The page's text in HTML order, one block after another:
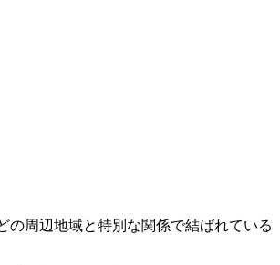
周辺地域と特別な関係で結ばれている